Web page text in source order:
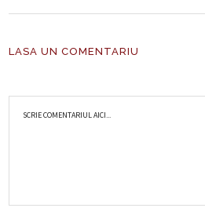
LASA UN COMENTARIU